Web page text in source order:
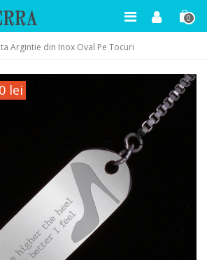
0
Argintie din Inox Oval Pe Tocuri
lei